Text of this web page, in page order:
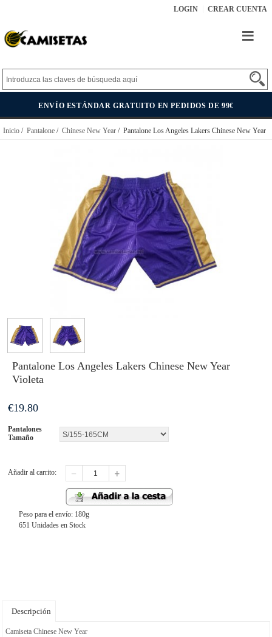
LOGIN CREAR CUENTA
ENVÍO ESTÁNDAR GRATUITO EN PEDIDOS DE 99€
Inicio / Pantalone / Chinese New Year / Pantalone Los Angeles Lakers Chinese New Year
Pantalone Los Angeles Lakers Chinese New Year
Violeta
€19.80
Pantalones
Tamaño
Añadir al carrito:
Peso para el envío: 180g
651 Unidades en Stock
Descripción
Camiseta Chinese New Year